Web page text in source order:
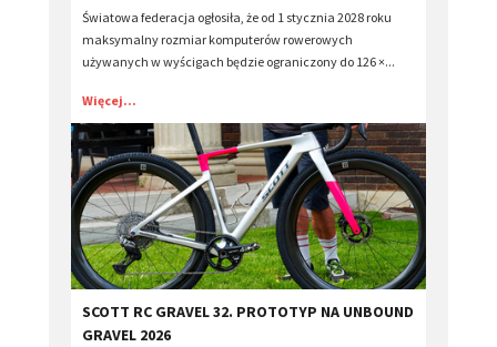
Światowa federacja ogłosiła, że od 1 stycznia 2028 roku
maksymalny rozmiar komputerów rowerowych
używanych w wyścigach będzie ograniczony do 126 ×...
Więcej...
SCOTT RC GRAVEL 32. PROTOTYP NA UNBOUND
GRAVEL 2026